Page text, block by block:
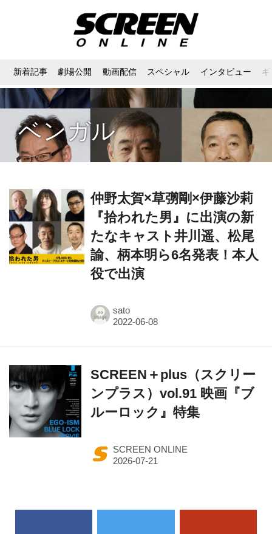
新着記事 劇場公開 動画配信 スペシャル インタビュー
ベンガル
仲野太賀×草彅剛×伊藤沙莉
『拾われた男』に出演の新
たなキャスト井川遥、松尾
諭、柄本明ら6名発表！本人
役で出演
sato
SCREEN＋plus（スクリー
ンプラス）vol.91 映画『ブ
ルーロック』特集
SCREEN ONLINE